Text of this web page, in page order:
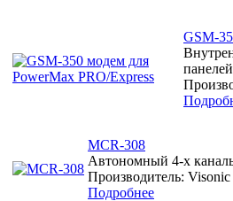
GSM-
MCR-308
Автономный 4-х
Производитель: Visonic
Подробнее